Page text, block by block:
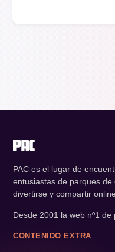
PAC es el lugar de
entusiastas de parques
divertirse y compartir
Desde 2001 la web nº1 de
CONTENIDO EXTRA